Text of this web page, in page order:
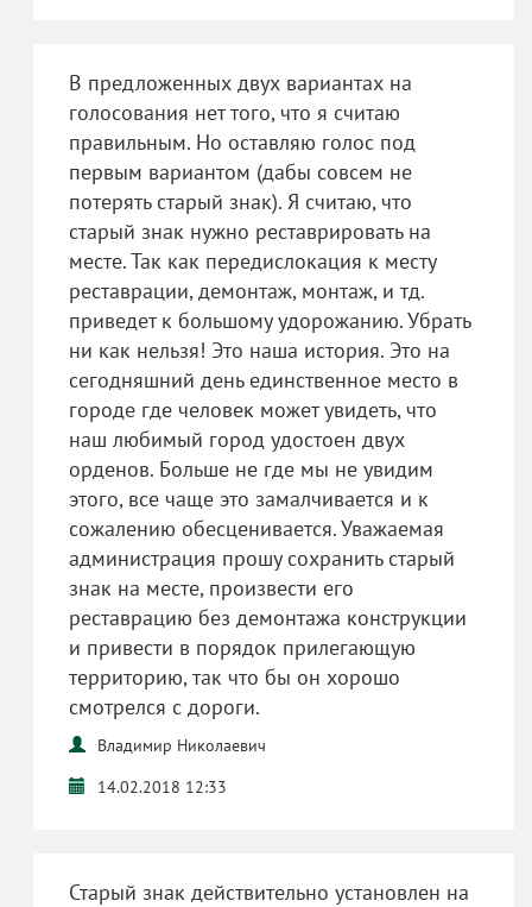
В предложенных двух вариантах на
голосования нет того, что я считаю
правильным. Но оставляю голос под
первым вариантом (дабы совсем не
потерять старый знак). Я считаю, что
старый знак нужно реставрировать на
месте. Так как передислокация к месту
реставрации, демонтаж, монтаж, и тд.
приведет к большому удорожанию. Убрать
ни как нельзя! Это наша история. Это на
сегодняшний день единственное место в
городе где человек может увидеть, что
наш любимый город удостоен двух
орденов. Больше не где мы не увидим
этого, все чаще это замалчивается и к
сожалению обесценивается. Уважаемая
администрация прошу сохранить старый
знак на месте, произвести его
реставрацию без демонтажа конструкции
и привести в порядок прилегающую
территорию, так что бы он хорошо
смотрелся с дороги.
Владимир Николаевич
14.02.2018 12:33
Старый знак действительно установлен на